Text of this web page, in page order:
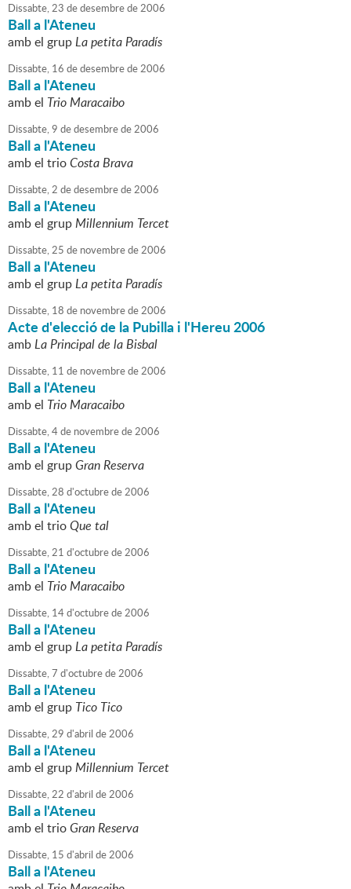
Dissabte,23 dedesembrede2006
Ball a l'Ateneu
amb el grupLa petita Paradís
Dissabte, 16 dedesembrede2006
Ball a l'Ateneu
amb el Trio Maracaibo
Dissabte,9 dedesembrede2006
Ball a l'Ateneu
amb el trioCosta Brava
Dissabte,2 dedesembrede2006
Ball a l'Ateneu
amb el grupMillennium Tercet
Dissabte,25 de novembrede2006
Ball a l'Ateneu
amb el grupLa petita Paradís
Dissabte, 18 de novembrede2006
Acte d'elecció de la Pubilla i l'Hereu 2006
ambLa Principal de la Bisbal
Dissabte, 11 de novembrede2006
Ball a l'Ateneu
amb el Trio Maracaibo
Dissabte,4de novembrede2006
Ball a l'Ateneu
amb el grupGran Reserva
Dissabte,28 d'octubrede2006
Ball a l'Ateneu
amb el trioQue tal
Dissabte,21 d'octubrede2006
Ball a l'Ateneu
amb el Trio Maracaibo
Dissabte, 14d'octubrede2006
Ball a l'Ateneu
amb el grupLa petita Paradís
Dissabte,7 d'octubrede2006
Ball a l'Ateneu
amb el grup Tico Tico
Dissabte,29 d'abril de2006
Ball a l'Ateneu
amb el grupMillennium Tercet
Dissabte,22 d'abril de2006
Ball a l'Ateneu
amb el trioGran Reserva
Dissabte, 15 d'abril de2006
Ball a l'Ateneu